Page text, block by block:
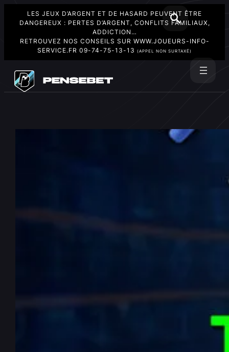
LES JEUX D’ARGENT ET DE HASARD PEUVENT ÊTRE
DANGEREUX : PERTES D’ARGENT, CONFLITS FAMILIAUX,
ADDICTION…
RETROUVEZ NOS CONSEILS SUR WWW.JOUEURS-INFO-
SERVICE.FR 09-74-75-13-13 (APPEL NON SURTAXÉ)
contenu